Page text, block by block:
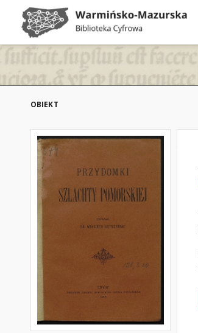
OBIEKT